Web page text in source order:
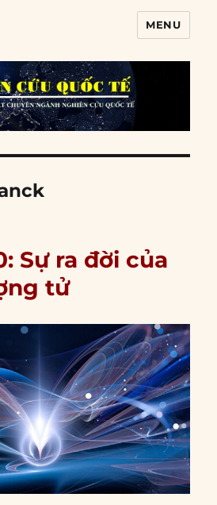
MENU
Sự ra đời của
tử